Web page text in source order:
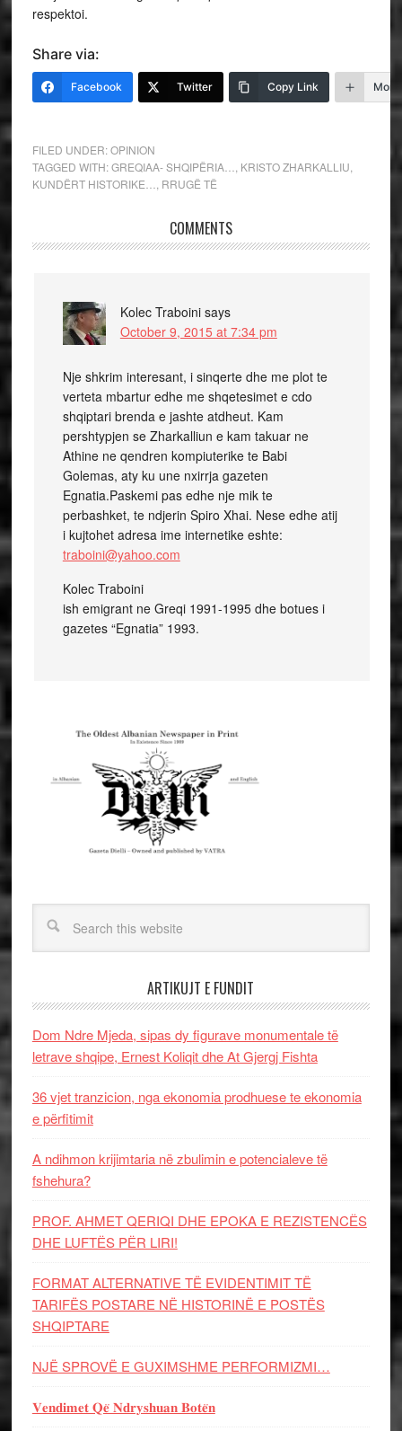
respektoi.
Share via:
Facebook Twitter Copy Link More
FILED UNDER:OPINION
TAGGED WITH:GREQIAA- SHQIPËRIA… KRISTO ZHARKALLIU
KUNDËRT HISTORIKE…
RRUGË TË
COMMENTS
Kolec Traboini says
October 9, 2015 at 7:34 pm
Nje shkrim interesant, i sinqerte dhe me plot te
verteta mbartur edhe me shqetesimet e cdo
shqiptari brenda e jashte atdheut. Kam
pershtypjen se Zharkalliun e kam takuar ne
Athine ne qendren kompiuterike te Babi
Golemas, aty ku une nxirrja gazeten
Egnatia.Paskemi pas edhe nje mik te
perbashket, te ndjerin Spiro Xhai. Nese edhe atij
i kujtohet adresa ime internetike eshte:
traboini@yahoo.com
Kolec Traboini
ish emigrant ne Greqi 1991-1995 dhe botues i
gazetes “Egnatia” 1993.
ARTIKUJT E FUNDIT
Dom Ndre Mjeda, sipas dy figurave monumentale të
letrave shqipe, Ernest Koliqit dhe At Gjergj Fishta
36 vjet tranzicion, nga ekonomia prodhuese te ekonomia
e përfitimit
A ndihmon krijimtaria në zbulimin e potencialeve të
fshehura?
PROF. AHMET QERIQI DHE EPOKA E REZISTENCЁS
DHE LUFTЁS PЁR LIRI!
FORMAT ALTERNATIVE TË EVIDENTIMIT TË
TARIFËS POSTARE NË HISTORINË E POSTËS
SHQIPTARE
NJË SPROVË E GUXIMSHME PERFORMIZMI…
𝐕𝐞𝐧𝐝𝐢𝐦𝐞𝐭 𝐐𝐞̈ 𝐍𝐝𝐫𝐲𝐬𝐡𝐮𝐚𝐧 𝐁𝐨𝐭𝐞̈𝐧